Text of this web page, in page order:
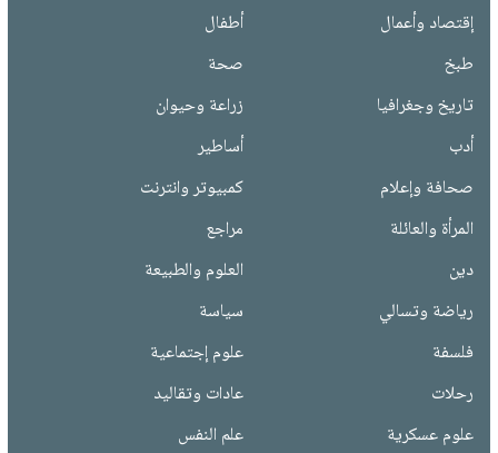
إقتصاد وأعمال
أطفال
طبخ
صحة
تاريخ وجغرافيا
زراعة وحيوان
أدب
أساطير
صحافة وإعلام
كمبيوتر وانترنت
المرأة والعائلة
مراجع
دين
العلوم والطبيعة
رياضة وتسالي
سياسة
فلسفة
علوم إجتماعية
رحلات
عادات وتقاليد
علوم عسكرية
علم النفس